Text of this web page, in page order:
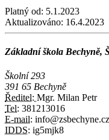
Platný od: 5.1.2023
Aktualizováno: 16.4.2023
Základní škola Bechyně,
Školní 293
391 65 Bechyně
Ředitel: Mgr. Milan Petr
Tel: 381213016
E-mail: info@zsbechyne.cz
IDDS: ig5mjk8